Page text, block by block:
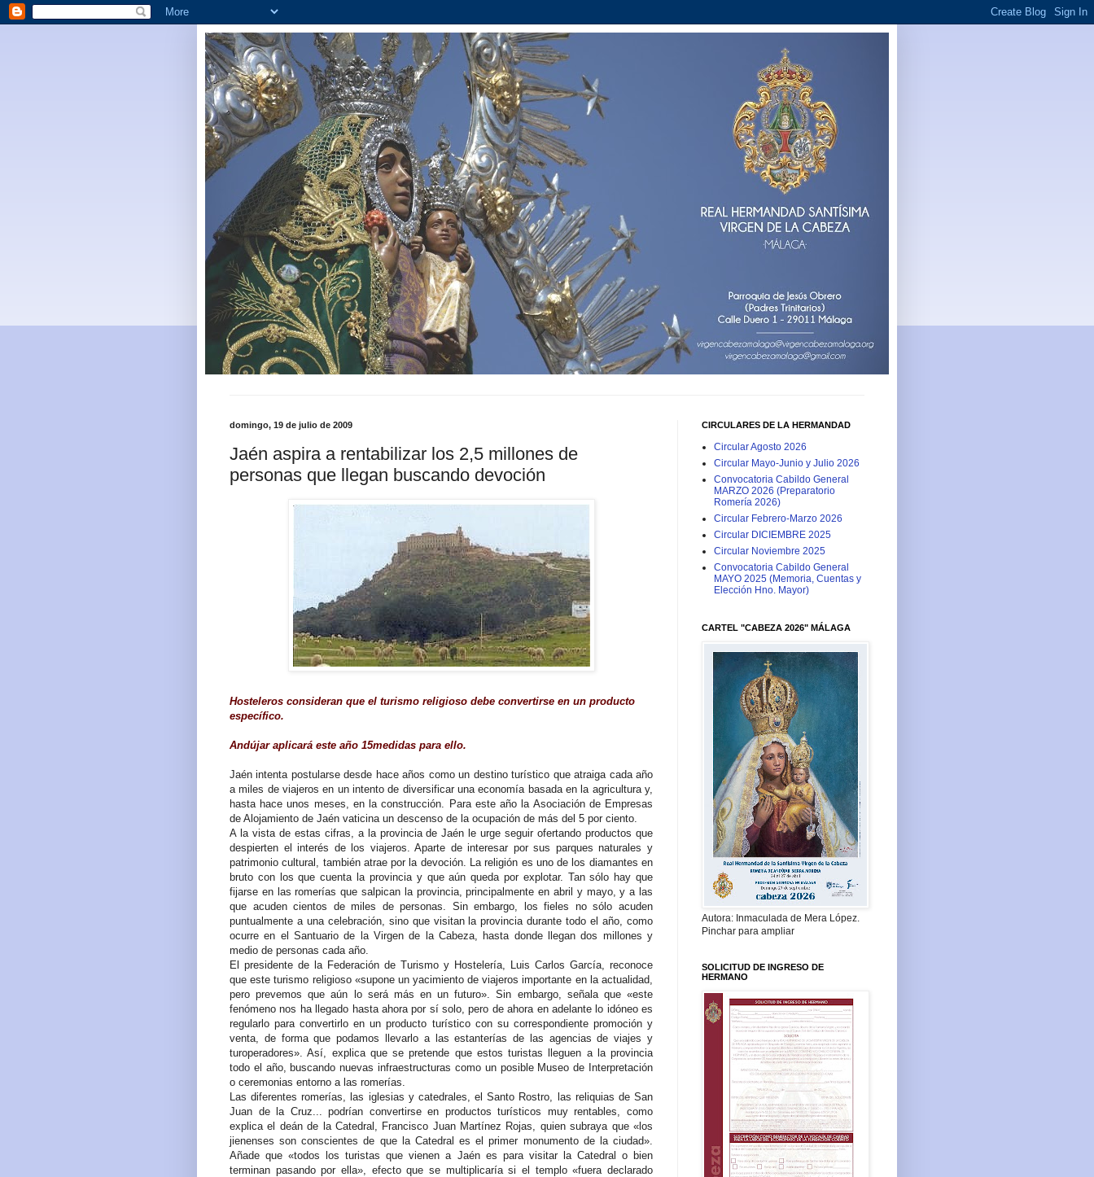
domingo, 19 de julio de 2009
Jaén aspira a rentabilizar los 2,5 millones de
personas que llegan buscando devoción
Hosteleros consideran que el turismo religioso debe convertirse en un producto
específico.
Andújar aplicará este año 15medidas para ello.
Jaén intenta postularse desde hace años como un destino turístico que atraiga cada año
a miles de viajeros en un intento de diversificar una economía basada en la agricultura y,
hasta hace unos meses, en la construcción. Para este año la Asociación de Empresas
de Alojamiento de Jaén vaticina un descenso de la ocupación de más del 5 por ciento.
A la vista de estas cifras, a la provincia de Jaén le urge seguir ofertando productos que
despierten el interés de los viajeros. Aparte de interesar por sus parques naturales y
patrimonio cultural, también atrae por la devoción. La religión es uno de los diamantes en
bruto con los que cuenta la provincia y que aún queda por explotar. Tan sólo hay que
fijarse en las romerías que salpican la provincia, principalmente en abril y mayo, y a las
que acuden cientos de miles de personas. Sin embargo, los fieles no sólo acuden
puntualmente a una celebración, sino que visitan la provincia durante todo el año, como
ocurre en el Santuario de la Virgen de la Cabeza, hasta donde llegan dos millones y
medio de personas cada año.
El presidente de la Federación de Turismo y Hostelería, Luis Carlos García, reconoce
que este turismo religioso «supone un yacimiento de viajeros importante en la actualidad,
pero prevemos que aún lo será más en un futuro». Sin embargo, señala que «este
fenómeno nos ha llegado hasta ahora por sí solo, pero de ahora en adelante lo idóneo es
regularlo para convertirlo en un producto turístico con su correspondiente promoción y
venta, de forma que podamos llevarlo a las estanterías de las agencias de viajes y
turoperadores». Así, explica que se pretende que estos turistas lleguen a la provincia
todo el año, buscando nuevas infraestructuras como un posible Museo de Interpretación
o ceremonias entorno a las romerías.
Las diferentes romerías, las iglesias y catedrales, el Santo Rostro, las reliquias de San
Juan de la Cruz... podrían convertirse en productos turísticos muy rentables, como
explica el deán de la Catedral, Francisco Juan Martínez Rojas, quien subraya que «los
jienenses son conscientes de que la Catedral es el primer monumento de la ciudad».
Añade que «todos los turistas que vienen a Jaén es para visitar la Catedral o bien
terminan pasando por ella», efecto que se multiplicaría si el templo «fuera declarado
CIRCULARES DE LA HERMANDAD
Circular Agosto 2026
Circular Mayo-Junio y Julio 2026
Convocatoria Cabildo General
MARZO 2026 (Preparatorio
Romería 2026)
Circular Febrero-Marzo 2026
Circular DICIEMBRE 2025
Circular Noviembre 2025
Convocatoria Cabildo General
MAYO 2025 (Memoria, Cuentas y
Elección Hno. Mayor)
CARTEL "CABEZA 2026" MÁLAGA
Autora: Inmaculada de Mera López.
Pinchar para ampliar
SOLICITUD DE INGRESO DE
HERMANO